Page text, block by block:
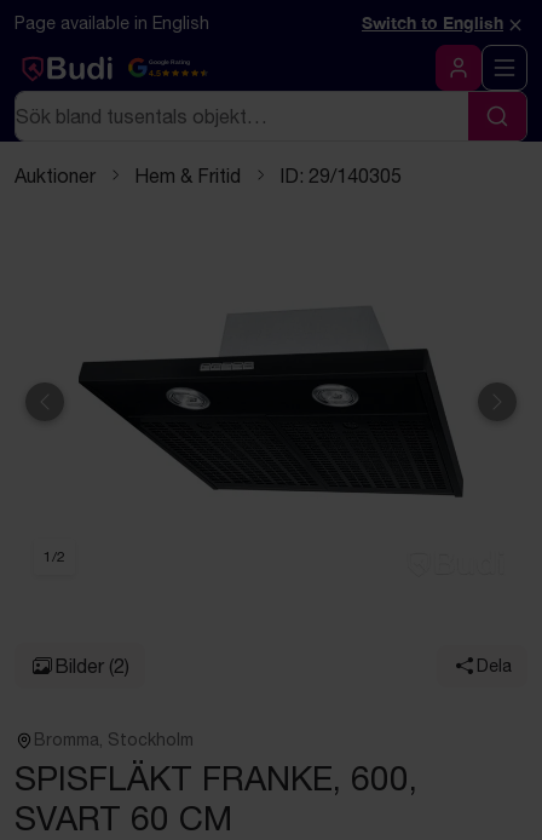
Hoppa till innehåll
Textbaserad (markdown) version av denna sida
Page available in English Switch to English ×
Google Rating
4.5
Logga in
Sök
Sök
Auktioner Hem & Fritid ID: 29/140305
Föregående
1 /2
Bilder (2) Dela
Bromma, Stockholm
SPISFLÄKT FRANKE, 600,
SVART 60 CM